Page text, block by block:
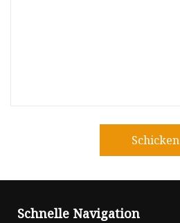
Schicken
Schnelle Navigation